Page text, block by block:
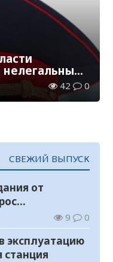
нелегальных
42 0
СВЕЖИЙ ВЫПУСК
от
9 0
эксплуатацию
станция